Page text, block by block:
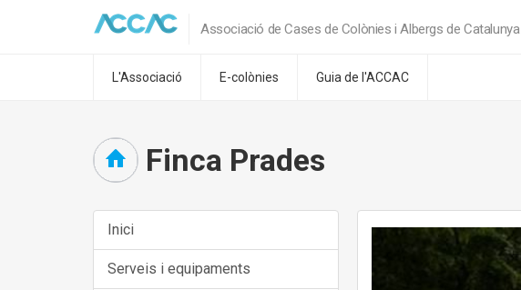
Associació de Cases de Colònies i Albergs de Catalunya
L'Associació E-colònies Guia de l'ACCAC
Finca Prades
Inici
Serveis i equipaments